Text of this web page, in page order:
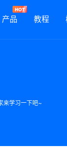
产品 教程
来学习一下吧~